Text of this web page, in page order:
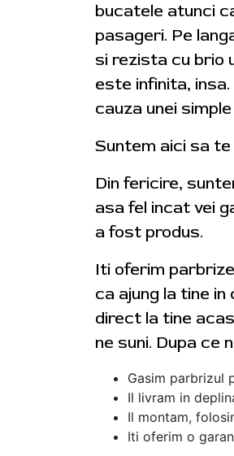
bucatele atunci
pasageri. Pe
si rezista cu brio
este infinita,
cauza unei
Suntem aici sa
Din fericire,
asa fel incat vei
a fost produs.
Iti oferim
ca ajung la tine
direct la tine
ne suni. Dupa ce
Gasim parbrizul
Il livram in
Il montam,
Iti oferim o